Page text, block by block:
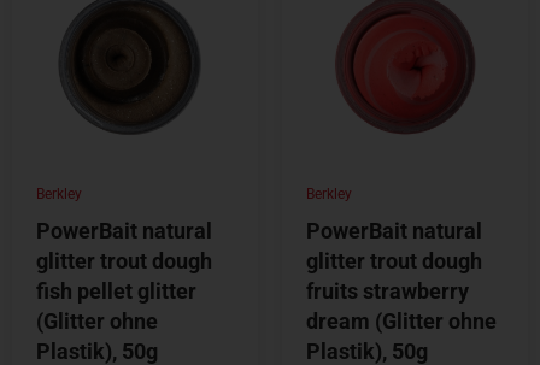
Berkley
PowerBait natural
glitter trout dough
fish pellet glitter
(Glitter ohne
Plastik), 50g
Berkley
PowerBait natural
glitter trout dough
fruits strawberry
dream (Glitter ohne
Plastik), 50g